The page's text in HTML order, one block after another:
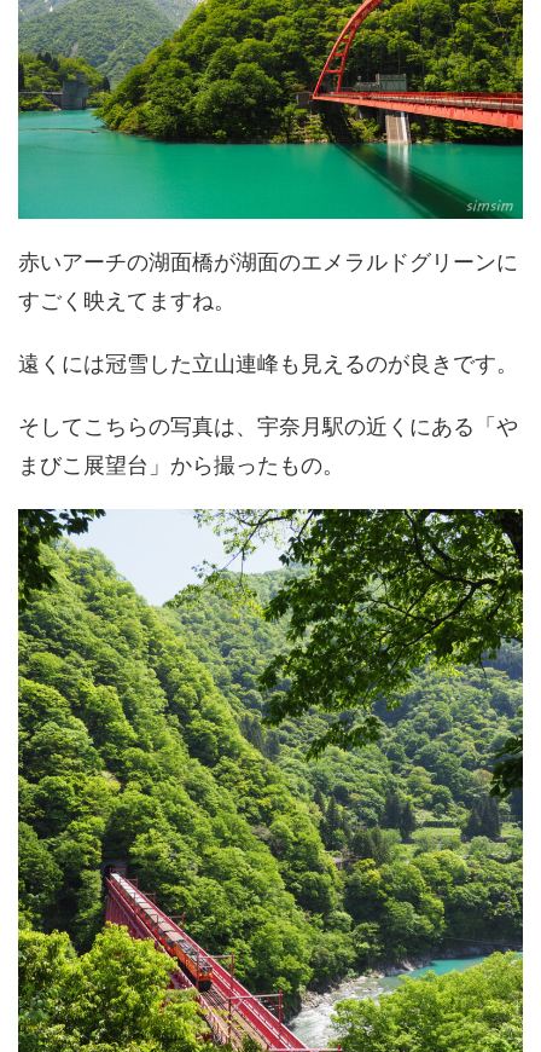
赤いアーチの湖面橋が湖面のエメラルドグリーンに
すごく映えてますね。
遠くには冠雪した立山連峰も見えるのが良きです。
そしてこちらの写真は、宇奈月駅の近くにある「や
まびこ展望台」から撮ったもの。